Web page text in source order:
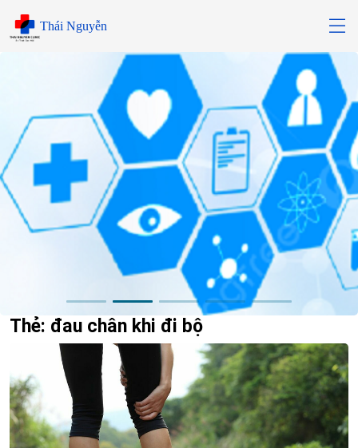
Thái Nguyễn
Thẻ: đau chân khi đi bộ